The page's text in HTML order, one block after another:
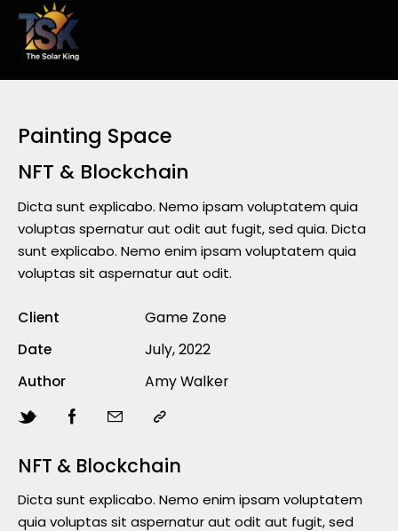
Painting Space
NFT & Blockchain
Dicta sunt explicabo. Nemo ipsam voluptatem quia
voluptas spernatur aut odit aut fugit, sed quia. Dicta
sunt explicabo. Nemo enim ipsam voluptatem quia
voluptas sit aspernatur aut odit.
Client
Game Zone
Date
July, 2022
Author
Amy Walker
NFT & Blockchain
Dicta sunt explicabo. Nemo enim ipsam voluptatem
quia voluptas sit aspernatur aut odit aut fugit, sed